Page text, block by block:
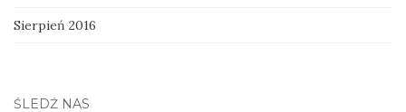
Sierpień 2016
ŚLEDŹ NAS